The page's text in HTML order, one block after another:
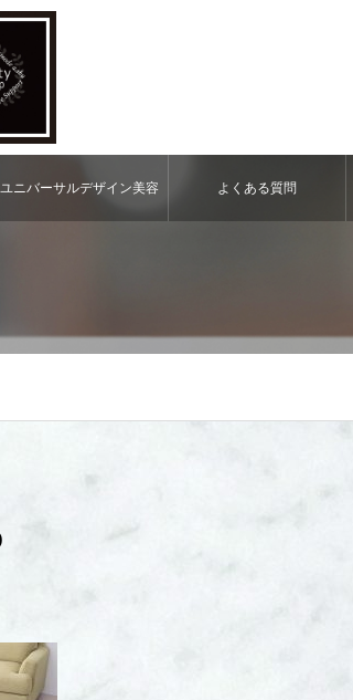
ユニバーサルデザイン美容 よくある質問